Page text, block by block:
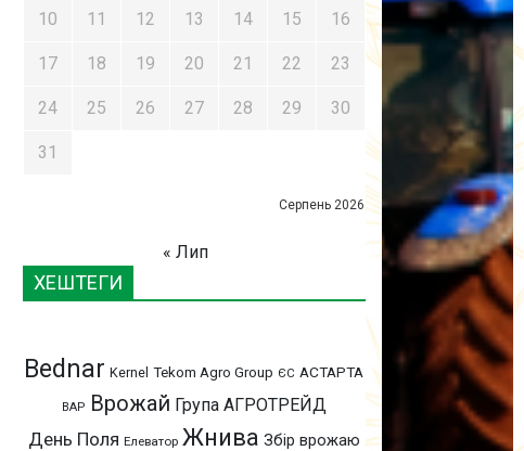
Серпень 2026
10 11 12 13 14 15 16
17 18 19 20 21 22 23
24 25 26 27 28 29 30
31
« Лип
ХЕШТЕГИ
Bednar Kernel Tekom Agro Group ЄС АСТАРТА
ВАР Врожай Група АГРОТРЕЙД
День Поля Елеватор Жнива Збір врожаю